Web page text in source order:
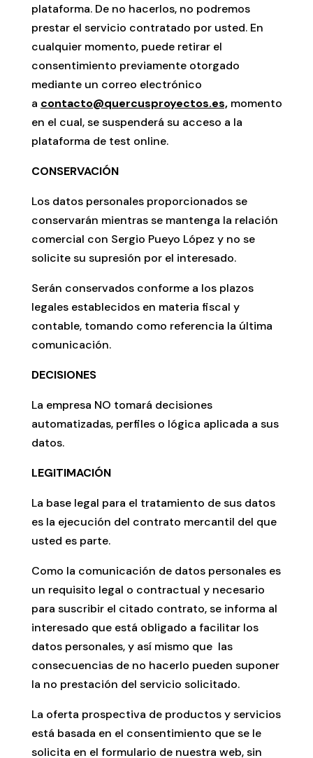
plataforma. De no hacerlos, no podremos
prestar el servicio contratado por usted. En
cualquier momento, puede retirar el
consentimiento previamente otorgado
mediante un correo electrónico
a contacto@quercusproyectos.es,momento
en el cual, se suspenderá su acceso a la
plataforma de test online.
CONSERVACIÓN
Los datos personales proporcionados se
conservarán mientras se mantenga la relación
comercial con Sergio Pueyo López y no se
solicite su supresión por el interesado.
Serán conservados conforme a los plazos
legales establecidos en materia fiscal y
contable, tomando como referencia la última
comunicación.
DECISIONES
La empresa NO tomará decisiones
automatizadas, perfiles o lógica aplicada a sus
datos.
LEGITIMACIÓN
La base legal para el tratamiento de sus datos
es la ejecución del contrato mercantil del que
usted es parte.
Como la comunicación de datos personales es
un requisito legal o contractual y necesario
para suscribir el citado contrato, se informa al
interesado que está obligado a facilitar los
datos personales, y así mismo que las
consecuencias de no hacerlo pueden suponer
la no prestación del servicio solicitado.
La oferta prospectiva de productos y servicios
está basada en el consentimiento que se le
solicita en el formulario de nuestra web, sin